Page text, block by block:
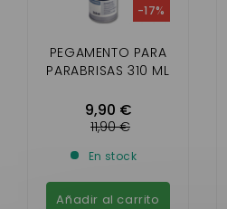
PEGAMENTO PARA
PARABRISAS 310 ML
9,90 €
-17%
11,90 €
En stock
Añadir al carrito